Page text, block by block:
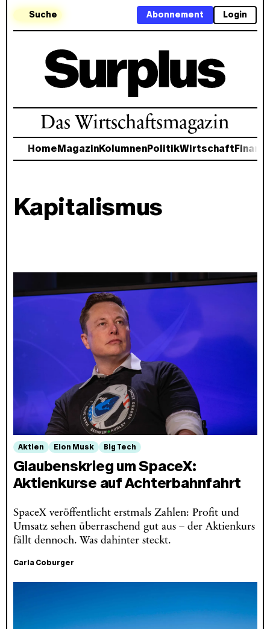
Suche Login
Abonnement
Das Wirtschaftsmagazin
Home MagazinKolumnenPolitikWirtschaft
Kapitalismus
Aktien Elon Musk Big Tech
Glaubenskrieg um SpaceX:
Aktienkurse auf Achterbahnfahrt
SpaceX veröffentlicht erstmals Zahlen: Profit und
Umsatz sehen überraschend gut aus – der Aktienkurs
fällt dennoch. Was dahinter steckt.
Carla Coburger